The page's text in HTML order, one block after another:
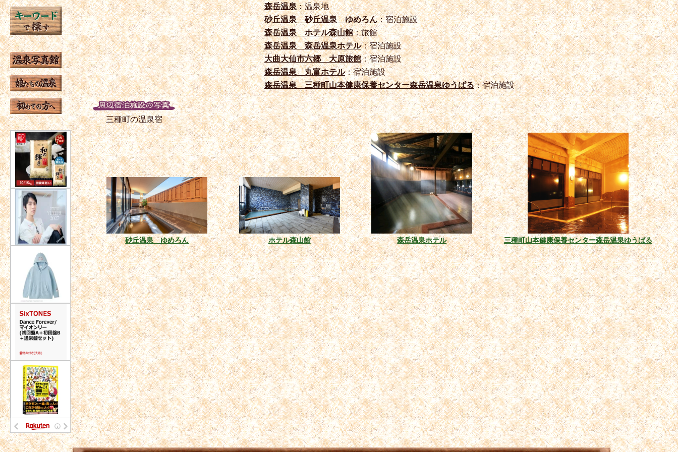
森岳温泉：温泉地
砂丘温泉 砂丘温泉 ゆめろん：宿泊施設
森岳温泉 ホテル森山館：旅館
森岳温泉 森岳温泉ホテル：宿泊施設
大曲大仙市六郷 大原旅館：宿泊施設
森岳温泉 丸富ホテル：宿泊施設
森岳温泉 三種町山本健康保養センター森岳温泉ゆうぱる：宿泊施設
三種町の温泉宿
砂丘温泉 ゆめろん ホテル森山館 森岳温泉ホテル 三種町山本健康保養センター森岳温泉ゆうぱる